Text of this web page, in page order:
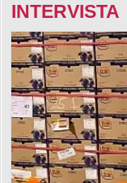
INTERVISTA